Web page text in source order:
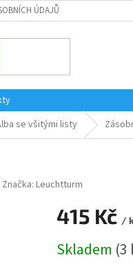
ÚDAJŮ
se všitými listy
Značka:Leuchtturm
415 Kč /
cena:
Skladem (3